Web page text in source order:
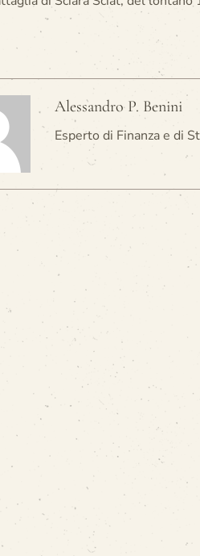
Alessandro P. Benini
Esperto di Finanza e di